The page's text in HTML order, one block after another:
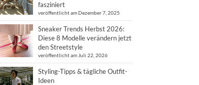
fasziniert
veröffentlicht am Dezember 7, 2025
Sneaker Trends Herbst 2026:
Diese 8 Modelle verändern jetzt
den Streetstyle
veröffentlicht am Juli 22, 2026
Styling-Tipps & tägliche Outfit-
Ideen